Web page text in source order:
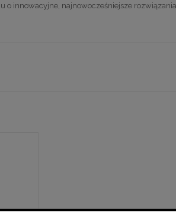
innowacyjne, najnowocześniejsze rozwiązania.